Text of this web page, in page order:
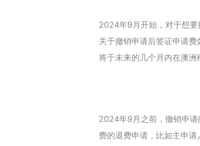
2024年9月开始，对于想要
关于撤销申请后签证申请
将于未来的几个月内在澳洲
2024年9月之前，撤销申
费的退费申请，比如主申